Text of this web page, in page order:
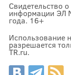
Свидетельство
информации ЭЛ
года. 16+
Использование
разрешается
TR.ru.